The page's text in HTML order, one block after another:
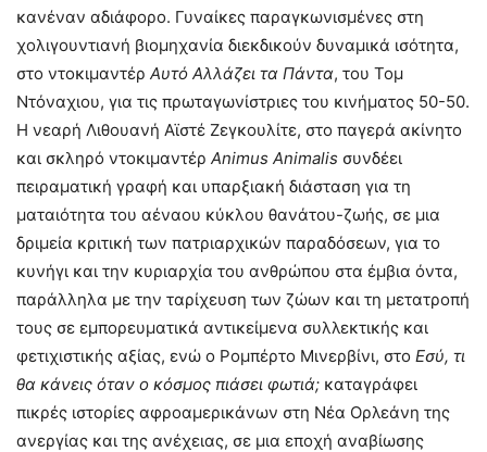
κανέναν αδιάφορο. Γυναίκες παραγκωνισμένες στη
χολιγουντιανή βιομηχανία διεκδικούν δυναμικά ισότητα,
στο ντοκιμαντέρ Αυτό Αλλάζει τα Πάντα, του Τομ
Ντόναχιου, για τις πρωταγωνίστριες του κινήματος 50-50.
Η νεαρή Λιθουανή Αϊστέ Ζεγκουλίτε, στο παγερά ακίνητο
και σκληρό ντοκιμαντέρ Animus Animalis συνδέει
πειραματική γραφή και υπαρξιακή διάσταση για τη
ματαιότητα του αέναου κύκλου θανάτου-ζωής, σε μια
δριμεία κριτική των πατριαρχικών παραδόσεων, για το
κυνήγι και την κυριαρχία του ανθρώπου στα έμβια όντα,
παράλληλα με την ταρίχευση των ζώων και τη μετατροπή
τους σε εμπορευματικά αντικείμενα συλλεκτικής και
φετιχιστικής αξίας, ενώ ο Ρομπέρτο Μινερβίνι, στο Εσύ, τι
θα κάνεις όταν ο κόσμος πιάσει φωτιά; καταγράφει
πικρές ιστορίες αφροαμερικάνων στη Νέα Ορλεάνη της
ανεργίας και της ανέχειας, σε μια εποχή αναβίωσης